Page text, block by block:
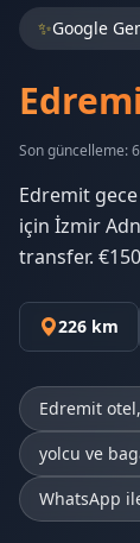
✨Google
Son güncelleme:
Edremit
için İzmir
transfer.
226 km
Edremit
yolcu ve
WhatsApp